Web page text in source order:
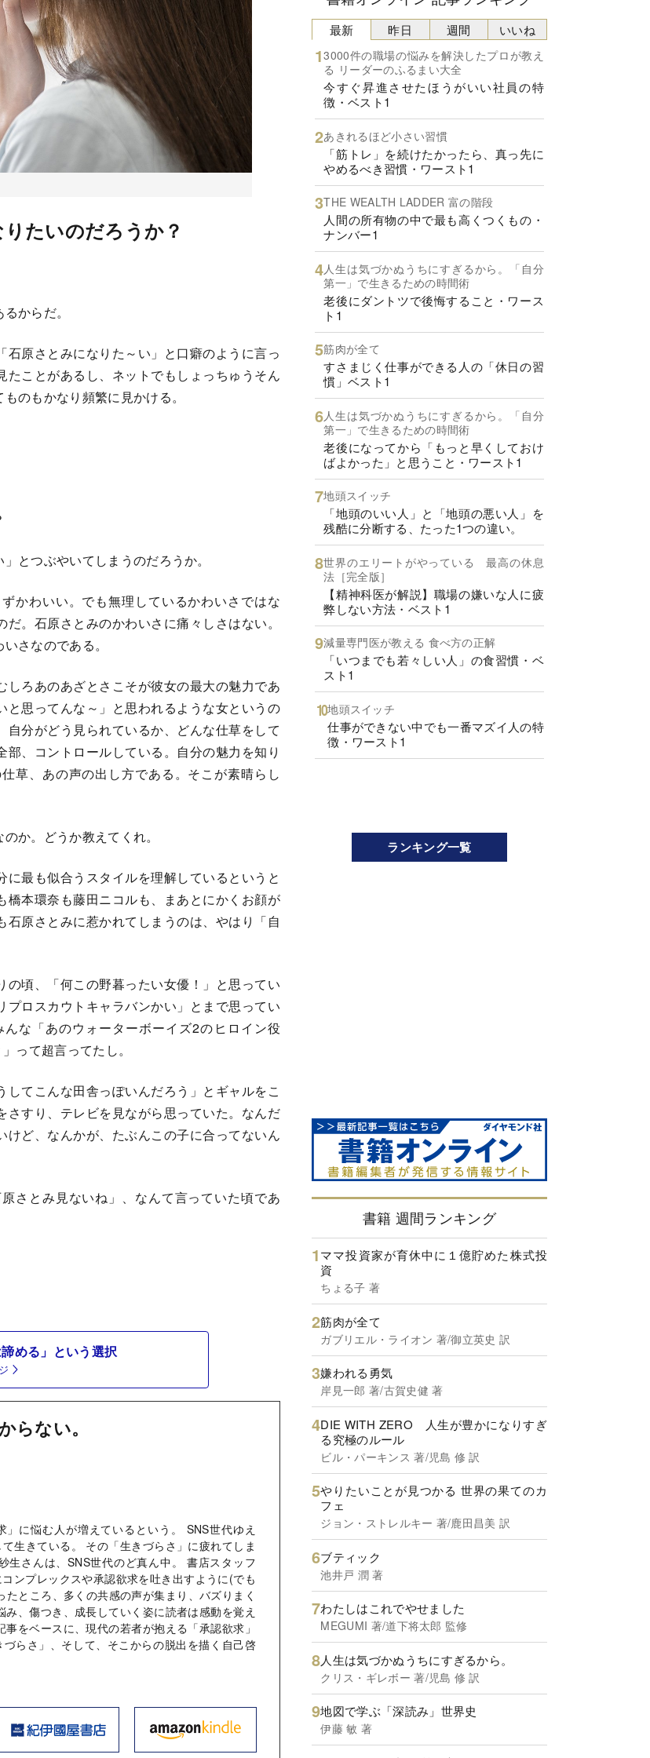
たいのだろうか？
からだ。
原さとみになりた～い」と口癖のように言っ
ことがあるし、ネットでもしょっちゅうそん
のもかなり頻繁に見かける。
とつぶやいてしまうのだろうか。
かわいい。でも無理しているかわいさではな
。石原さとみのかわいさに痛々しさはない。
さなのである。
ろあのあざとさこそが彼女の最大の魅力であ
思ってんな～」と思われるような女というの
分がどう見られているか、どんな仕草をして
、コントロールしている。自分の魅力を知り
草、あの声の出し方である。そこが素晴らし
か。どうか教えてくれ。
最も似合うスタイルを理解しているというと
本環奈も藤田ニコルも、まあとにかくお顔が
原さとみに惹かれてしまうのは、やはり「自
頃、「何この野暮ったい女優！」と思ってい
ロスカウトキャラバンかい」とまで思ってい
な「あのウォーターボーイズ2のヒロイン役
って超言ってたし。
してこんな田舎っぽいんだろう」とギャルをこ
すり、テレビを見ながら思っていた。なんだ
ど、なんかが、たぶんこの子に合ってないん
さとみ見ないね」、なんて言っていた頃であ
める」という選択
らない。
に悩む人が増えているという。 SNS世代ゆえ
生きている。 その「生きづらさ」に疲れてしま
生さんは、SNS世代のど真ん中。 書店スタッフ
ンプレックスや承認欲求を吐き出すように(でも
ところ、多くの共感の声が集まり、バズりまく
、傷つき、成長していく姿に読者は感動を覚え
をベースに、現代の若者が抱える「承認欲求」
らさ」、そして、そこからの脱出を描く自己啓
最新
3000件の職場の悩みを解決したプロが教え
る リーダーのふるまい大全
今すぐ昇進させたほうがいい社員の特
徴・ベスト1
あきれるほど小さい習慣
「筋トレ」を続けたかったら、真っ先に
やめるべき習慣・ワースト1
THE WEALTH LADDER 富の階段
人間の所有物の中で最も高くつくもの・
ナンバー1
人生は気づかぬうちにすぎるから。「自分
第一」で生きるための時間術
老後にダントツで後悔すること・ワース
ト1
筋肉が全て
すさまじく仕事ができる人の「休日の習
慣」ベスト1
人生は気づかぬうちにすぎるから。「自分
第一」で生きるための時間術
老後になってから「もっと早くしておけ
ばよかった」と思うこと・ワースト1
地頭スイッチ
「地頭のいい人」と「地頭の悪い人」を
残酷に分断する、たった1つの違い。
世界のエリートがやっている 最高の休息
法［完全版］
【精神科医が解説】職場の嫌いな人に疲
弊しない方法・ベスト1
減量専門医が教える 食べ方の正解
「いつまでも若々しい人」の食習慣・ベ
スト1
地頭スイッチ
仕事ができない中でも一番マズイ人の特
徴・ワースト1
昨日 週間 いいね
ランキング一覧
書籍 週間ランキング
ママ投資家が育休中に１億貯めた株式投
資
ちょる子 著
筋肉が全て
ガブリエル・ライオン 著/御立英史 訳
嫌われる勇気
岸見一郎 著/古賀史健 著
DIE WITH ZERO 人生が豊かになりすぎ
る究極のルール
ビル・パーキンス 著/児島 修 訳
やりたいことが見つかる 世界の果てのカ
フェ
ジョン・ストレルキー 著/鹿田昌美 訳
ブティック
池井戸 潤 著
わたしはこれでやせました
MEGUMI 著/道下将太郎 監修
人生は気づかぬうちにすぎるから。
クリス・ギレボー 著/児島 修 訳
地図で学ぶ「深読み」世界史
伊藤 敏 著